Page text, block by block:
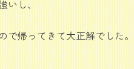
いし、
で帰ってきて大正解でした。